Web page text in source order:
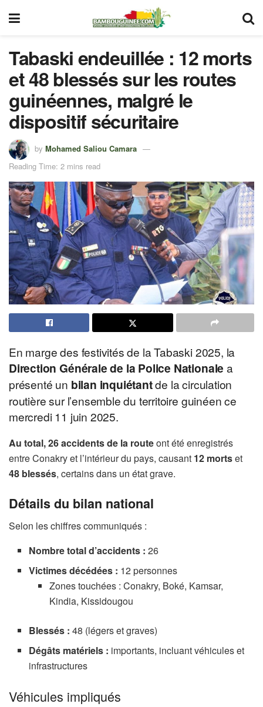
Tabaski endeuillée : 12 morts
et 48 blessés sur les routes
guinéennes, malgré le
dispositif sécuritaire
by Mohamed Saliou Camara
Reading Time: 2 mins read
En marge des festivités de la Tabaski 2025, la
Direction Générale de la Police Nationale a
présenté un bilan inquiétantde la circulation
routière sur l’ensemble du territoire guinéen ce
mercredi 11 juin 2025.
Au total, 26 accidents de la routeont été enregistrés
entre Conakry et l’intérieur du pays, causant 12 mortset
48 blessés, certains dans un état grave.
Détails du bilan national
Selon les chiffres communiqués :
Nombre total d’accidents : 26
Victimes décédées : 12 personnes
Zones touchées : Conakry, Boké, Kamsar,
Kindia, Kissidougou
Blessés : 48 (légers et graves)
Dégâts matériels : importants, incluant véhicules et
infrastructures
Véhicules impliqués